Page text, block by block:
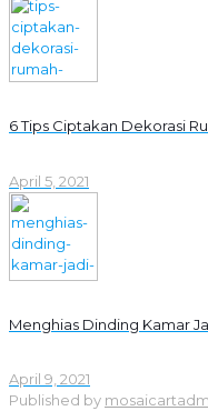
6 Tips Ciptakan Dekorasi
April 5, 2021
Menghias Dinding Kamar
April 9, 2021
Published by